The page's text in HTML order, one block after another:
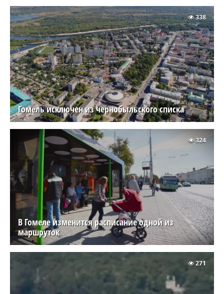
Гомель исключен из чернобыльского списка
338
В Гомеле изменится расписание одной из
маршруток
324
271